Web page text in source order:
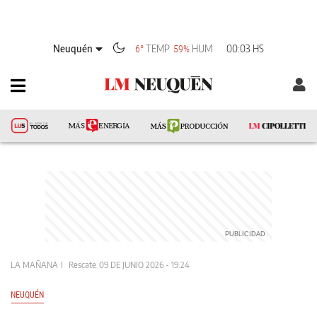
Neuquén 6° TEMP 59% HUM 00:03 HS
LA MAÑANA Rescate 09 DE JUNIO 2026 - 19:24
NEUQUÉN